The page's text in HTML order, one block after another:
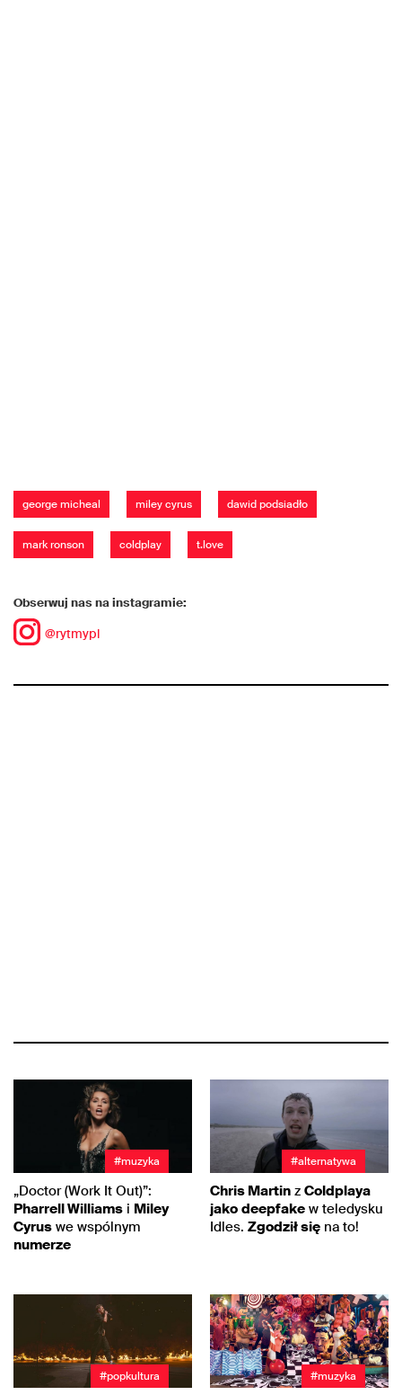
george micheal miley cyrus dawid podsiadło
mark ronson coldplay t.love
Obserwuj nas na instagramie:
@rytmypl
#muzyka
„Doctor (Work It Out)”:
Pharrell Williams i Miley
Cyrus we wspólnym
numerze
#alternatywa
Chris Martin z Coldplaya
jako deepfake w teledysku
Idles. Zgodził się na to!
#popkultura #muzyka